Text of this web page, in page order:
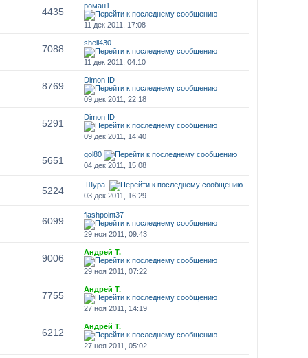
4435
роман1
11 дек 2011, 17:08
7088
shell430
11 дек 2011, 04:10
8769
Dimon ID
09 дек 2011, 22:18
5291
Dimon ID
09 дек 2011, 14:40
5651
gol80
04 дек 2011, 15:08
5224
.Шура.
03 дек 2011, 16:29
6099
flashpoint37
29 ноя 2011, 09:43
9006
Андрей Т.
29 ноя 2011, 07:22
7755
Андрей Т.
27 ноя 2011, 14:19
6212
Андрей Т.
27 ноя 2011, 05:02